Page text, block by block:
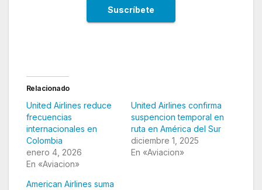
Relacionado
United Airlines reduce
frecuencias
internacionales en
Colombia
enero 4, 2026
En «Aviacion»
United Airlines confirma
suspencion temporal en
ruta en América del Sur
diciembre 1, 2025
En «Aviacion»
American Airlines suma